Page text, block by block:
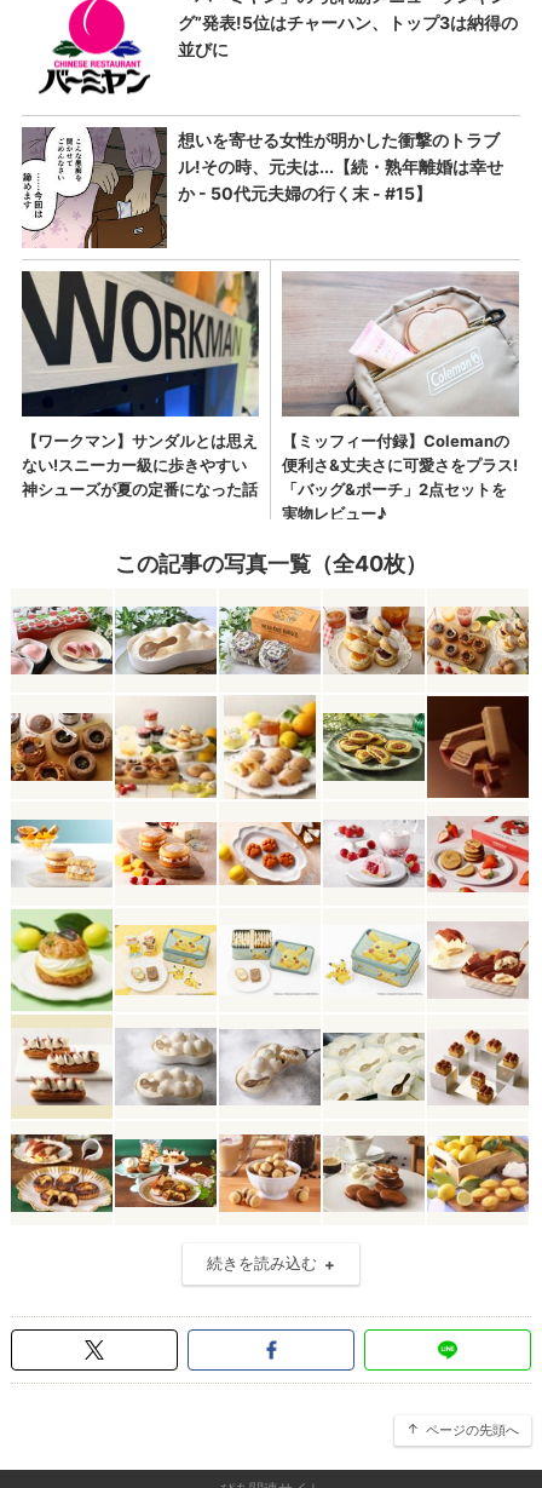
この記事の写真一覧（全40枚）
続きを読み込む
ページの先頭へ